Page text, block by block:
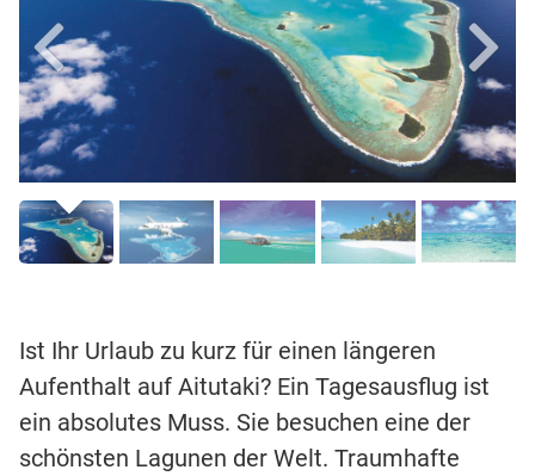
Ist Ihr Urlaub zu kurz für einen längeren
Aufenthalt auf Aitutaki? Ein Tagesausflug ist
ein absolutes Muss. Sie besuchen eine der
schönsten Lagunen der Welt. Traumhafte